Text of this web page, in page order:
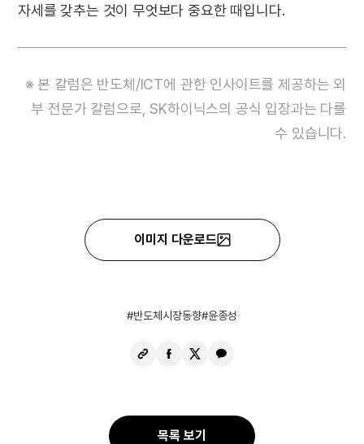
자세를 갖추는 것이 무엇보다 중요한 때입니다.
※ 본 칼럼은 반도체/ICT에 관한 인사이트를 제공하는 외
부 전문가 칼럼으로, SK하이닉스의 공식 입장과는 다를
수 있습니다.
이미지 다운로드
반도체시장동향 윤종성
URL
페
공
X
카
목록 보기